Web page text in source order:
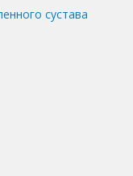
сустава